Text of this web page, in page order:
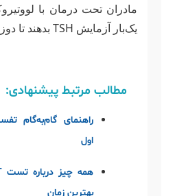
یک‌بار آزمایش TSH بدهند تا دوز دارو تنظیم شود.
مطالب مرتبط پیشنهادی:
راهنمای گام‌به‌گام
اول
بهترین زمان